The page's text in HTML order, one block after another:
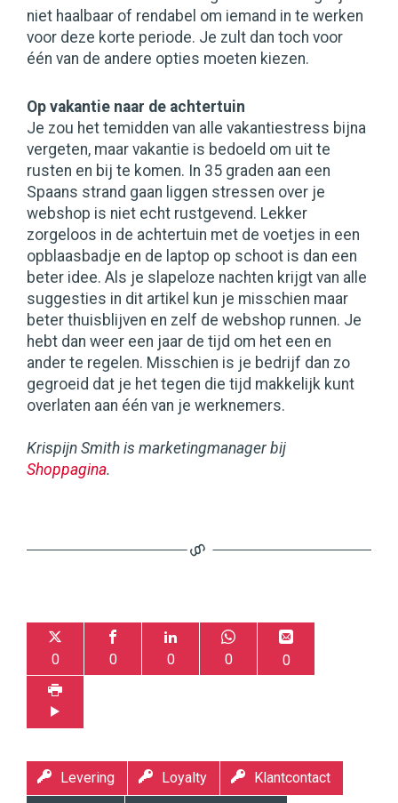
niet haalbaar of rendabel om iemand in te werken
voor deze korte periode. Je zult dan toch voor
één van de andere opties moeten kiezen.
Op vakantie naar de achtertuin
Je zou het temidden van alle vakantiestress bijna
vergeten, maar vakantie is bedoeld om uit te
rusten en bij te komen. In 35 graden aan een
Spaans strand gaan liggen stressen over je
webshop is niet echt rustgevend. Lekker
zorgeloos in de achtertuin met de voetjes in een
opblaasbadje en de laptop op schoot is dan een
beter idee. Als je slapeloze nachten krijgt van alle
suggesties in dit artikel kun je misschien maar
beter thuisblijven en zelf de webshop runnen. Je
hebt dan weer een jaar de tijd om het een en
ander te regelen. Misschien is je bedrijf dan zo
gegroeid dat je het tegen die tijd makkelijk kunt
overlaten aan één van je werknemers.
Krispijn Smith is marketingmanager bij
Shoppagina.
0 0 0 0 0
Levering Loyalty Klantcontact